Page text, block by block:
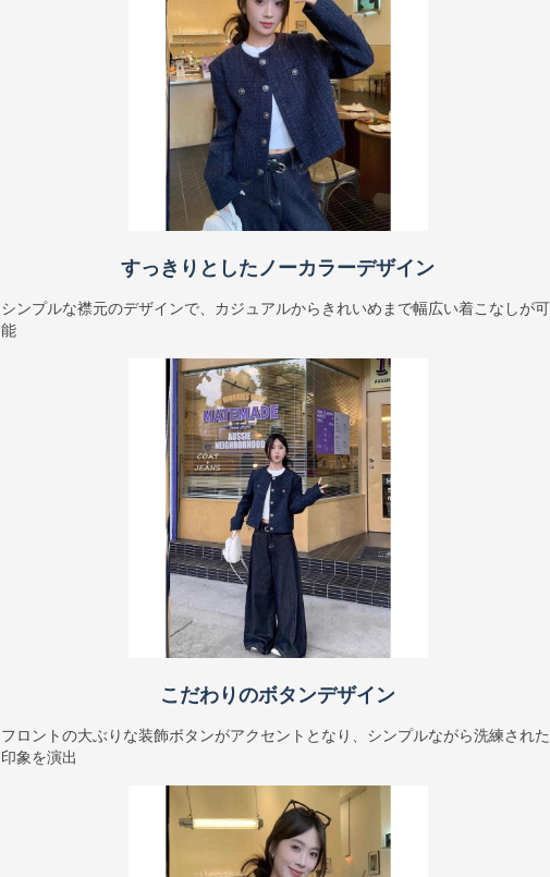
すっきりとしたノーカラーデザイン
シンプルな襟元のデザインで、カジュアルからきれいめまで幅広い着こなしが可
能
こだわりのボタンデザイン
フロントの大ぶりな装飾ボタンがアクセントとなり、シンプルながら洗練された
印象を演出